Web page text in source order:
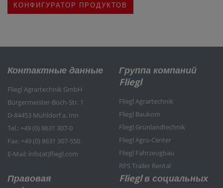
КОНФИГУРАТОР ПРОДУКТОВ
Контактные данные
Fliegl Agrartechnik GmbH
Bürgermeister-Boch-Str. 1
D-84453 Mühldorf a. Inn
Tel.: +49 (0) 8631 307-0
Fax: +49 (0) 8631 307-550
E-Mail: info(at)fliegl.com
Группа компаний
Fliegl
Fliegl Agrartechnik
Fliegl Baukom
Fliegl Grünlandtechnik
Fliegl Agro-Center
Fliegl Fahrzeugbau
RPS Trailer Rental
Правовая
Fliegl в социальных